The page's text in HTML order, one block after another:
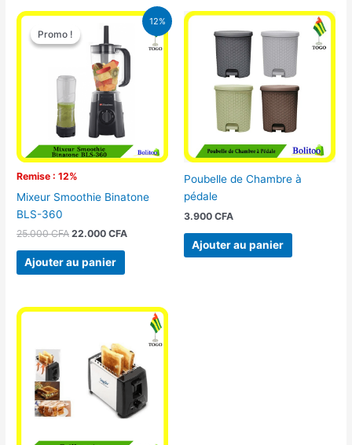
12%
Promo !
Remise : 12%
Promo !
Mixeur Smoothie Binatone
BLS-360
25.000CFA
Le
prix
initial
était :
25.000 CFA.
22.000CFA
Le
prix
actuel
est :
Ajouter au panier
Poubelle de Chambre à
pédale
3.900 CFA
Ajouter au panier